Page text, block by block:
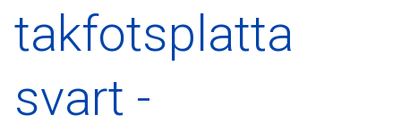
takfotsplatta
svart -